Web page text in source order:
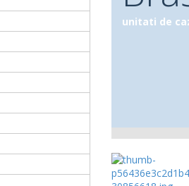
unitati de